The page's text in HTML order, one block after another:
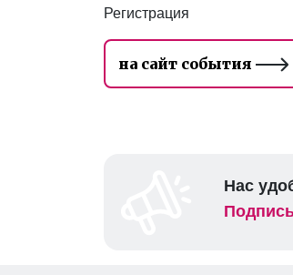
Регистрация
на сайт события
Нас